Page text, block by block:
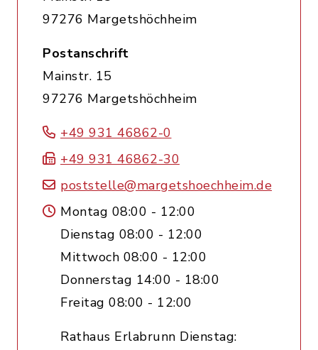
97276 Margetshöchheim
Postanschrift
Mainstr. 15
97276 Margetshöchheim
+49 931 46862-0
+49 931 46862-30
poststelle@margetshoechheim.de
Montag 08:00 - 12:00
Dienstag 08:00 - 12:00
Mittwoch 08:00 - 12:00
Donnerstag 14:00 - 18:00
Freitag 08:00 - 12:00
Rathaus Erlabrunn Dienstag: